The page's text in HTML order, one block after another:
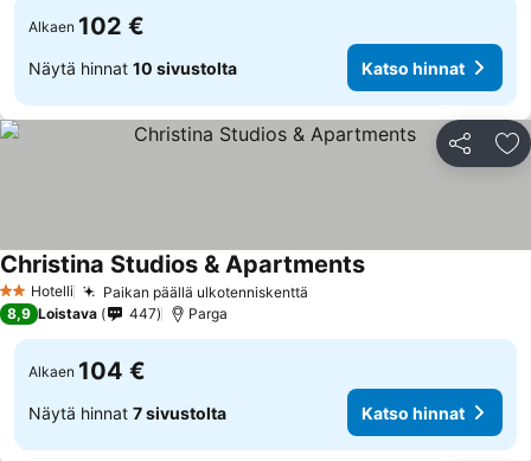
Alkaen 102 €
Näytä hinnat 10 sivustolta Katso hinnat
Jaa
2 Tähtiluokitus
Hotelli Paikan päällä ulkotenniskenttä
Christina Studios & ApartmentsKatso hinnat
8,9 Loistava 447 Parga
Alkaen 104 €
Näytä hinnat 7 sivustolta Katso hinnat